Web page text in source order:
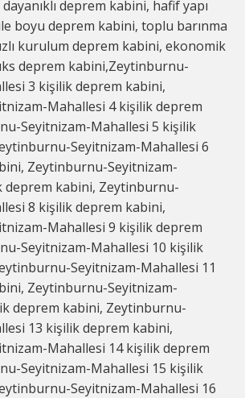
deprem kabini, hafif yapı
boyu deprem kabini, toplu barınma
kurulum deprem kabini, ekonomik
deprem kabini,Zeytinburnu-
3 kişilik deprem kabini,
Mahallesi 4 kişilik deprem
Seyitnizam-Mahallesi 5 kişilik
Seyitnizam-Mahallesi 6
Zeytinburnu-Seyitnizam-
deprem kabini, Zeytinburnu-
8 kişilik deprem kabini,
Mahallesi 9 kişilik deprem
Seyitnizam-Mahallesi 10 kişilik
Seyitnizam-Mahallesi 11
Zeytinburnu-Seyitnizam-
deprem kabini, Zeytinburnu-
13 kişilik deprem kabini,
Mahallesi 14 kişilik deprem
Seyitnizam-Mahallesi 15 kişilik
Seyitnizam-Mahallesi 16